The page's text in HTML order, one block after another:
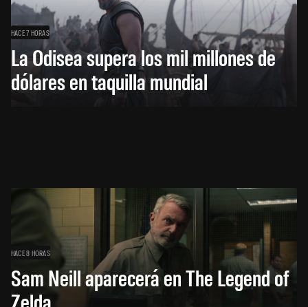
HACE 7 HORAS
La Odisea supera los mil millones de
dólares en taquilla mundial
HACE 8 HORAS
Sam Neill aparecerá en The Legend of
Zelda